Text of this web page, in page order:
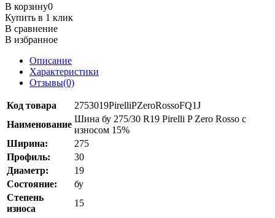
В корзину0
Купить в 1 клик
В сравнение
В избранное
Описание
Характеристики
Отзывы(0)
Код товара
2753019PirelliPZeroRossoFQ1J
Наименование
Шина бу 275/30 R19 Pirelli P Zero Rosso с
износом 15%
Ширина:
275
Профиль:
30
Диаметр:
19
Состояние:
бу
Степень
износа
15